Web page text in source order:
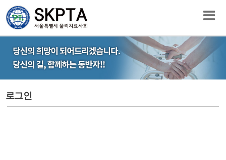
로그인